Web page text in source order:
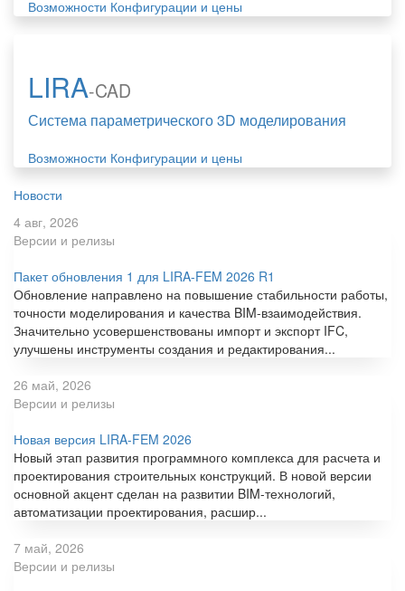
Возможности Конфигурации и цены
LIRA-CAD
Система параметрического 3D моделирования
Возможности Конфигурации и цены
Новости
4 авг, 2026
Версии и релизы
Пакет обновления 1 для LIRA-FEM 2026 R1
Обновление направлено на повышение стабильности работы,
точности моделирования и качества BIM-взаимодействия.
Значительно усовершенствованы импорт и экспорт IFC,
улучшены инструменты создания и редактирования...
26 май, 2026
Версии и релизы
Новая версия LIRA-FEM 2026
Новый этап развития программного комплекса для расчета и
проектирования строительных конструкций. В новой версии
основной акцент сделан на развитии BIM-технологий,
автоматизации проектирования, расшир...
7 май, 2026
Версии и релизы